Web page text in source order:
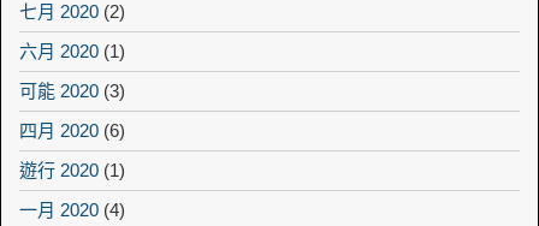
七月 2020 (2)
六月 2020 (1)
可能 2020 (3)
四月 2020 (6)
遊行 2020 (1)
一月 2020 (4)